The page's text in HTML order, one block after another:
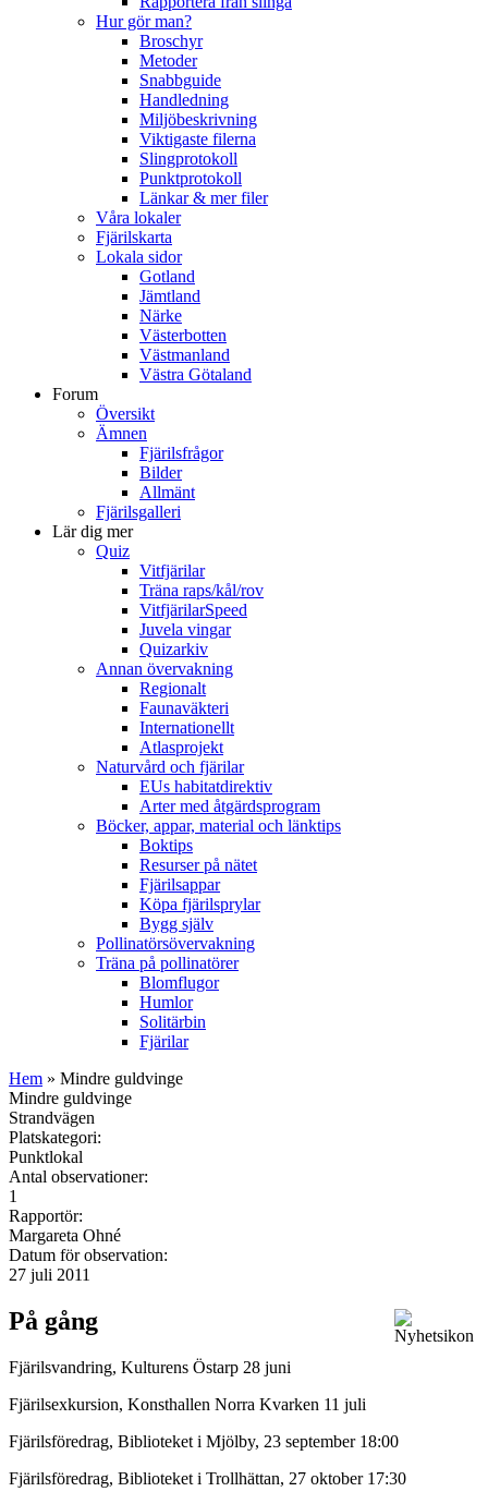
Hur gör man?
Broschyr
Metoder
Snabbguide
Handledning
Miljöbeskrivning
Viktigaste filerna
Slingprotokoll
Punktprotokoll
Länkar & mer filer
Våra lokaler
Fjärilskarta
Lokala sidor
Gotland
Jämtland
Närke
Västerbotten
Västmanland
Västra Götaland
Forum
Översikt
Ämnen
Fjärilsfrågor
Bilder
Allmänt
Fjärilsgalleri
Lär dig mer
Quiz
Vitfjärilar
Träna raps/kål/rov
VitfjärilarSpeed
Juvela vingar
Quizarkiv
Annan övervakning
Regionalt
Faunaväkteri
Internationellt
Atlasprojekt
Naturvård och fjärilar
EUs habitatdirektiv
Arter med åtgärdsprogram
Böcker, appar, material och länktips
Boktips
Resurser på nätet
Fjärilsappar
Köpa fjärilsprylar
Bygg själv
Pollinatörsövervakning
Träna på pollinatörer
Blomflugor
Humlor
Solitärbin
Fjärilar
Hem » Mindre guldvinge
Mindre guldvinge
Strandvägen
Platskategori:
Punktlokal
Antal observationer:
1
Rapportör:
Margareta Ohné
Datum för observation:
27 juli 2011
På gång
Fjärilsvandring, Kulturens Östarp 28 juni
Fjärilsexkursion, Konsthallen Norra Kvarken 11 juli
Fjärilsföredrag, Biblioteket i Mjölby, 23 september 18:00
Fjärilsföredrag, Biblioteket i Trollhättan, 27 oktober 17:30